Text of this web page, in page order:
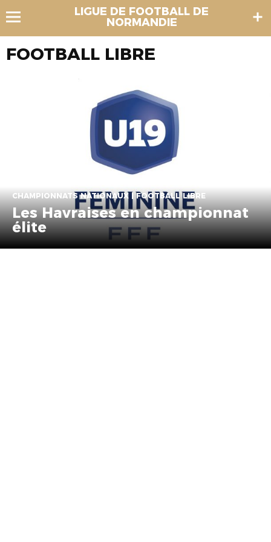
LIGUE DE FOOTBALL DE
NORMANDIE
FOOTBALL LIBRE
CHAMPIONNATS NATIONAUX | FOOTBALL LIBRE
Les Havraises en championnat
élite